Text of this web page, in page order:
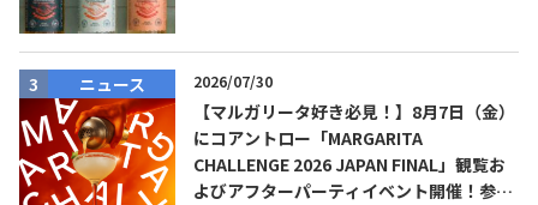
ニュース 2026/07/30
【マルガリータ好き必見！】8月7日（金）
にコアントロー「MARGARITA
CHALLENGE 2026 JAPAN FINAL」観覧お
よびアフターパーティイベント開催！参加